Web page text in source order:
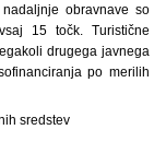
obravnave so
15 točk. Turistične
drugega javnega
po merilih
sredstev